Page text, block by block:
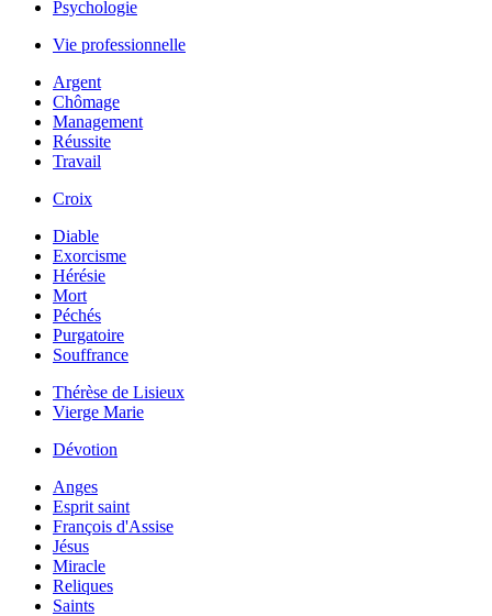
Psychologie
Vie professionnelle
Argent
Chômage
Management
Réussite
Travail
Croix
Diable
Exorcisme
Hérésie
Mort
Péchés
Purgatoire
Souffrance
Thérèse de Lisieux
Vierge Marie
Dévotion
Anges
Esprit saint
François d'Assise
Jésus
Miracle
Reliques
Saints